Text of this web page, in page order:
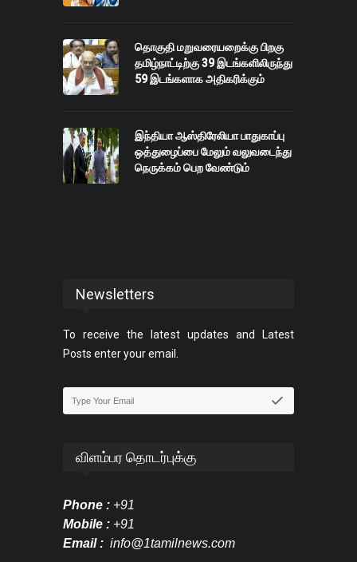
தொகுதி மறுவரையறைக்கு பிறகு
தமிழ்நாட்டிற்கு 39 இடங்களிலிருந்து
59 இடங்களாக அதிகரிக்கும்
இந்தியா ஆஸ்திரேலியா பாதுகாப்பு
ஒத்துழைப்பை மேலும் வலுவடைந்து
நெருக்கம் பெற வேண்டும்
Newsletters
To receive the latest updates and Latest
Posts enter your email.
விளம்பர தொடர்புக்கு
Phone : +91
Mobile : +91
Email : info@1tamilnews.com